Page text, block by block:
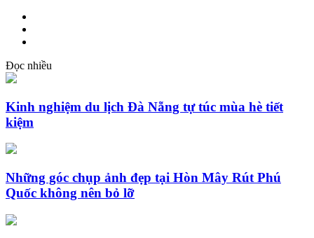
Đọc nhiều
Kinh nghiệm du lịch Đà Nẵng tự túc mùa hè tiết
kiệm
Những góc chụp ảnh đẹp tại Hòn Mây Rút Phú
Quốc không nên bỏ lỡ